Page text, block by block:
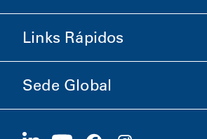
Loja Donaldson
Informações sobre a Empresa
Ética e Conformidade
Carreiras
Links Rápidos
Investidores
Fornecedores
Sede Global
1400 W 94th Street